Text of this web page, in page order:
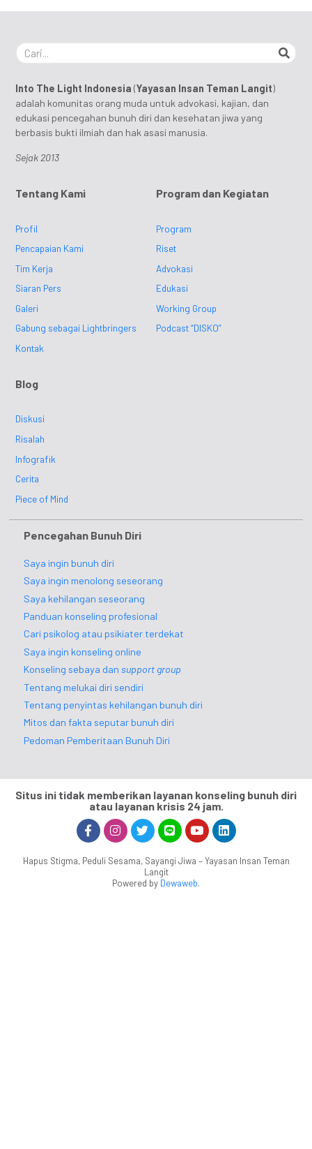
Into The Light Indonesia (Yayasan Insan Teman Langit)
adalah komunitas orang muda untuk advokasi, kajian, dan
edukasi pencegahan bunuh diri dan kesehatan jiwa yang
berbasis bukti ilmiah dan hak asasi manusia.
Sejak 2013
Tentang Kami
Profil
Pencapaian Kami
Tim Kerja
Siaran Pers
Galeri
Gabung sebagai Lightbringers
Kontak
Program dan Kegiatan
Program
Riset
Advokasi
Edukasi
Working Group
Podcast “DISKO”
Blog
Diskusi
Risalah
Infografik
Cerita
Piece of Mind
Pencegahan Bunuh Diri
Saya ingin bunuh diri
Saya ingin menolong seseorang
Saya kehilangan seseorang
Panduan konseling profesional
Cari psikolog atau psikiater terdekat
Saya ingin konseling online
Konseling sebaya dansupport group
Tentang melukai diri sendiri
Tentang penyintas kehilangan bunuh diri
Mitos dan fakta seputar bunuh diri
Pedoman Pemberitaan Bunuh Diri
Situs ini tidak memberikan layanan konseling bunuh diri
atau layanan krisis 24 jam.
Hapus Stigma, Peduli Sesama, Sayangi Jiwa – Yayasan Insan Teman
Langit
Powered by Dewaweb.